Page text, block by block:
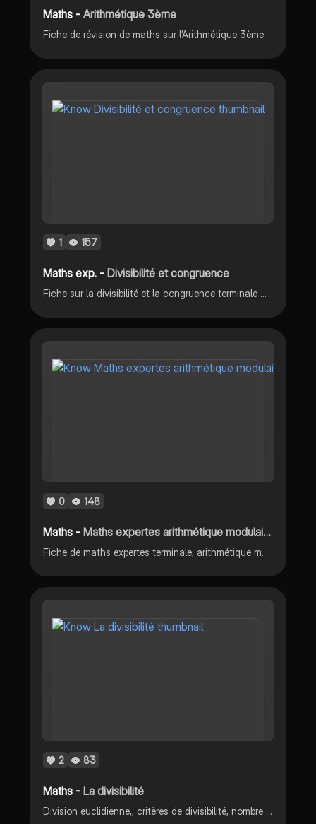
Maths -Arithmétique 3ème
Fiche de révision de maths sur l’Arithmétique 3ème
1 157
Maths exp. -Divisibilité et congruence
Fiche sur la divisibilité et la congruence terminale maths expertes
0 148
Maths -Maths expertes arithmétique modulaire
Fiche de maths expertes terminale, arithmétique modulaire, divisibilité dans z, division euclidienne, congruences
2 83
Maths -La divisibilité
Division euclidienne,, critères de divisibilité, nombre premier, PPCM et PGCD décomposer en produit de facteurs premiers